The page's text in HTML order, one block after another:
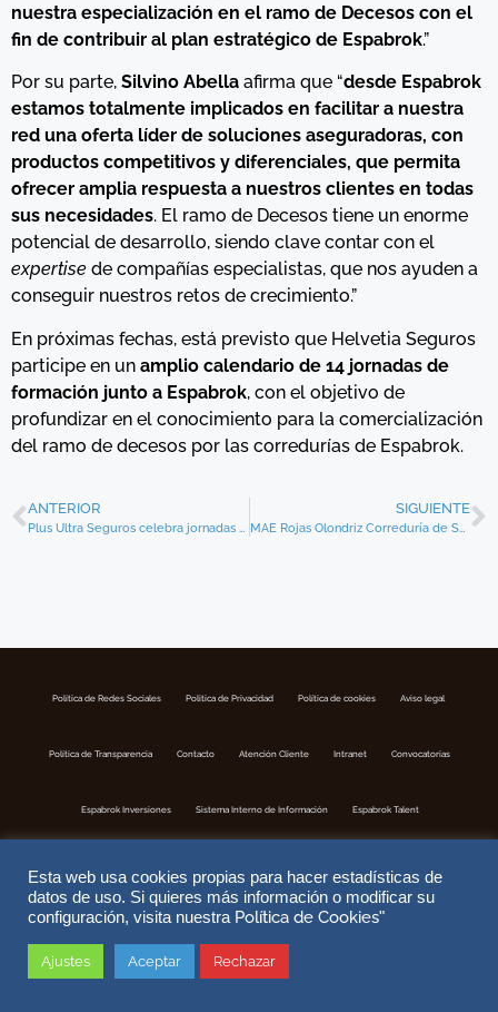
nuestra especialización en el ramo de Decesos con el
fin de contribuir al plan estratégico de Espabrok.”
Por su parte, Silvino Abella afirma que “desde Espabrok
estamos totalmente implicados en facilitar a nuestra
red una oferta líder de soluciones aseguradoras, con
productos competitivos y diferenciales, que permita
ofrecer amplia respuesta a nuestros clientes en todas
sus necesidades. El ramo de Decesos tiene un enorme
potencial de desarrollo, siendo clave contar con el
expertise de compañías especialistas, que nos ayuden a
conseguir nuestros retos de crecimiento.”
En próximas fechas, está previsto que Helvetia Seguros
participe en un amplio calendario de 14 jornadas de
formación junto a Espabrok, con el objetivo de
profundizar en el conocimiento para la comercialización
del ramo de decesos por las corredurías de Espabrok.
ANTERIOR
Plus Ultra Seguros celebra jornadas de trabajo con la red de Espabrok
SIGUIENTE
MAE Rojas Olondriz Correduría de Seguros SL se incorpora a ESPABROK
Política de Redes Sociales Politica de Privacidad Política de cookies Aviso legal
Política de Transparencia Contacto Atención Cliente Intranet Convocatorias
Espabrok Inversiones Sistema Interno de Información Espabrok Talent
Esta web usa cookies propias para hacer estadísticas de
datos de uso. Si quieres más información o modificar su
configuración, visita nuestra Política de Cookies"
Ajustes Aceptar Rechazar